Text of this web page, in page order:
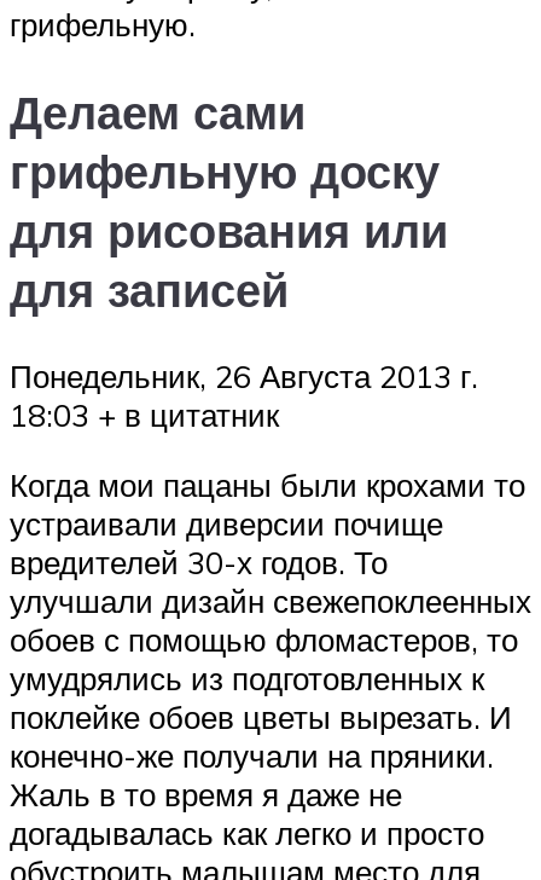
грифельную.
Делаем сами
грифельную доску
для рисования или
для записей
Понедельник, 26 Августа 2013 г.
18:03 + в цитатник
Когда мои пацаны были крохами то
устраивали диверсии почище
вредителей 30-х годов. То
улучшали дизайн свежепоклеенных
обоев с помощью фломастеров, то
умудрялись из подготовленных к
поклейке обоев цветы вырезать. И
конечно-же получали на пряники.
Жаль в то время я даже не
догадывалась как легко и просто
обустроить малышам место для